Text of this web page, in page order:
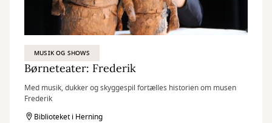
MUSIK OG SHOWS
Børneteater: Frederik
Med musik, dukker og skyggespil fortælles historien om musen
Frederik
Biblioteket i Herning